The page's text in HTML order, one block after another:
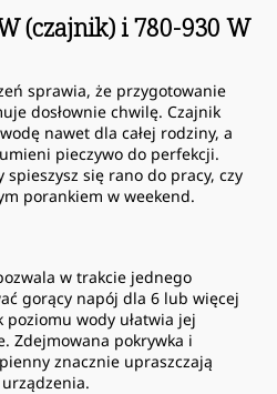
(czajnik) i 780-930 W
sprawia, że przygotowanie
dosłownie chwilę. Czajnik
nawet dla całej rodziny, a
pieczywo do perfekcji.
spieszysz się rano do pracy, czy
porankiem w weekend.
w trakcie jednego
gorący napój dla 6 lub więcej
poziomu wody ułatwia jej
Zdejmowana pokrywka i
znacznie upraszczają